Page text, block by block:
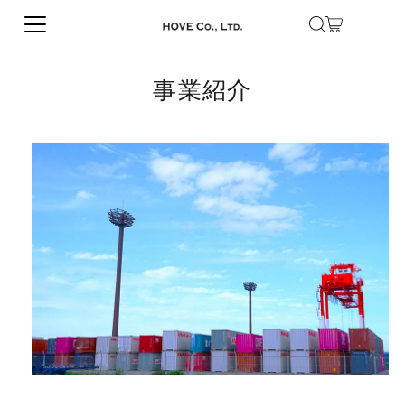
Skip to content
事業紹介